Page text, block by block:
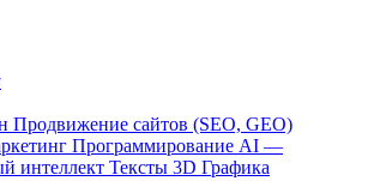
Продвижение сайтов (SEO, GEO)
Программирование AI —
интеллект Тексты 3D Графика